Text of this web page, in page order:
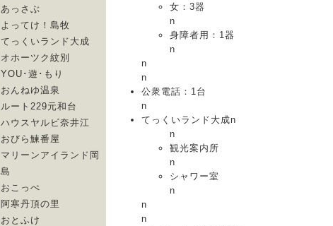
あっさぶ
よってけ！島牧
てっくいランド大成
オホーツク紋別
YOU･遊･もり
おんねゆ温泉
ルート229元和台
ハウスヤルビ奈井江
おびら鰊番屋
マリーンアイランド岡
島
おこっぺ
阿寒丹頂の里
おとふけ
女：3器
n
身障者用：1器
n
n
n
公衆電話：1台
n
てっくいランド大成n
n
観光案内所
n
シャワー室
n
n
n